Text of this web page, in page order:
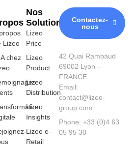
Nos
Solutions
Lizeo
Price
Lizeo
Product
Lizeo
Distribution
Lizeo
Insights
Lizeo e-
Retail
Lizeo
chez
Contactez-
nous
42 Quai Rambaud
69002 Lyon –
FRANCE
Email:
contact@lizeo-
group.com
Phone: +33 (0)4 63
05 95 30